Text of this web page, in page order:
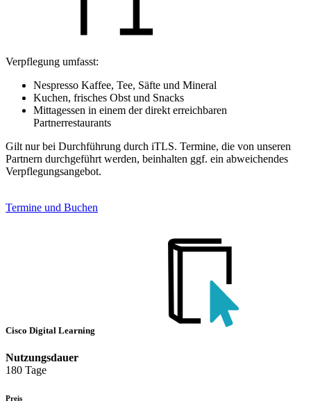
Verpflegung umfasst:
Nespresso Kaffee, Tee, Säfte und Mineral
Kuchen, frisches Obst und Snacks
Mittagessen in einem der direkt erreichbaren
Partnerrestaurants
Gilt nur bei Durchführung durch iTLS. Termine, die von unseren
Partnern durchgeführt werden, beinhalten ggf. ein abweichendes
Verpflegungsangebot.
Termine und Buchen
Cisco Digital Learning
Nutzungsdauer
180 Tage
Preis